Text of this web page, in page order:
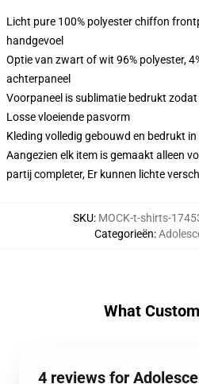
Licht pure 100% polyester chiffon
handgevoel
Optie van zwart of wit 96% polyester,
achterpaneel
Voorpaneel is sublimatie bedrukt
Losse vloeiende pasvorm
Kleding volledig gebouwd en bedrukt in
Aangezien elk item is gemaakt alleen
partij completer, Er kunnen lichte
SKU: MOCK-t-shirts-
Categorieën:
What
4 reviews for